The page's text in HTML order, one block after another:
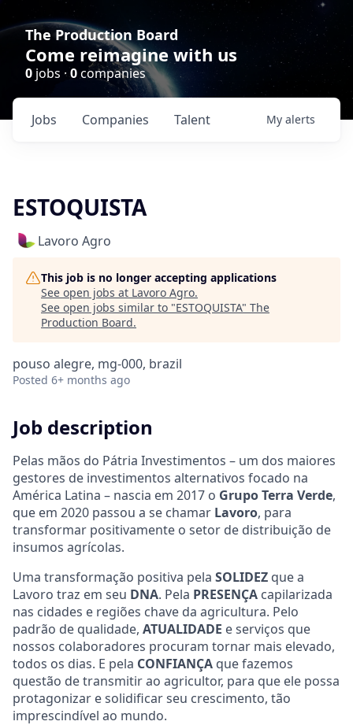
The Production Board
Come reimagine with us
0 jobs ·0companies
Jobs Companies Talent My alerts
ESTOQUISTA
Lavoro Agro
This job is no longer accepting applications
See open jobs at Lavoro Agro.
See open jobs similar to "ESTOQUISTA" The
Production Board.
pouso alegre, mg-000, brazil
Posted 6+ months ago
Job description
Pelas mãos do Pátria Investimentos – um dos maiores
gestores de investimentos alternativos focado na
América Latina – nascia em 2017 o Grupo Terra Verde,
que em 2020 passou a se chamar Lavoro, para
transformar positivamente o setor de distribuição de
insumos agrícolas.
Uma transformação positiva pela SOLIDEZ que a
Lavoro traz em seu DNA. Pela PRESENÇA capilarizada
nas cidades e regiões chave da agricultura. Pelo
padrão de qualidade, ATUALIDADE e serviços que
nossos colaboradores procuram tornar mais elevado,
todos os dias. E pela CONFIANÇA que fazemos
questão de transmitir ao agricultor, para que ele possa
protagonizar e solidificar seu crescimento, tão
imprescindível ao mundo.